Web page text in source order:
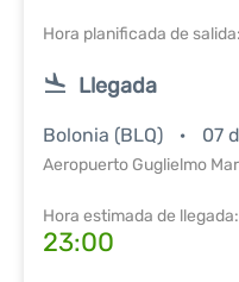
Hora planificada de
Llegada
Bolonia (BLQ) 07
Aeropuerto Guglielmo
Hora estimada de llegada:
23:00